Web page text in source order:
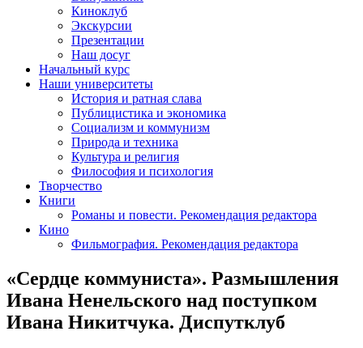
Киноклуб
Экскурсии
Презентации
Наш досуг
Начальный курс
Наши университеты
История и ратная слава
Публицистика и экономика
Социализм и коммунизм
Природа и техника
Культура и религия
Философия и психология
Творчество
Книги
Романы и повести. Рекомендация редактора
Кино
Фильмография. Рекомендация редактора
«Сердце коммуниста». Размышления
Ивана Ненельского над поступком
Ивана Никитчука. Диспутклуб